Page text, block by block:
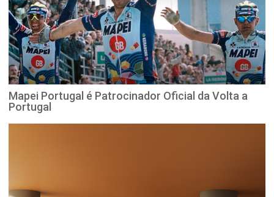
Mapei Portugal é Patrocinador Oficial da Volta a
Portugal